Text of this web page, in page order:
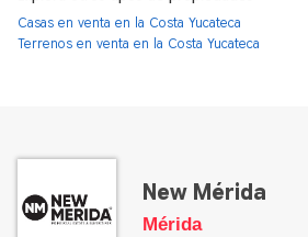
Casas en venta en la Costa Yucateca
Terrenos en venta en la Costa Yucateca
New Mérida
Mérida